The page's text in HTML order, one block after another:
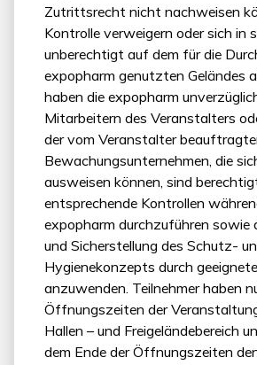
Zutrittsrecht nicht nachweisen
Kontrolle verweigern oder sich in
unberechtigt auf dem für die
expopharm genutzten Geländes
haben die expopharm
Mitarbeitern des Veranstalters
der vom Veranstalter
Bewachungsunternehmen, die
ausweisen können, sind
entsprechende Kontrollen
expopharm durchzuführen sowie
und Sicherstellung des Schutz-
Hygienekonzepts durch
anzuwenden. Teilnehmer haben
Öffnungszeiten der
Hallen – und Freigeländebereich
dem Ende der Öffnungszeiten